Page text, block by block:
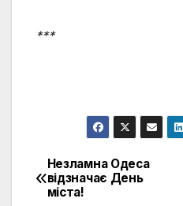
***
Post
Незламна Одеса
відзначає День
міста!